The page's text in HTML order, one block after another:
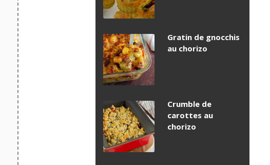
Gratin de gnocchis
au chorizo
Crumble de
carottes au
chorizo